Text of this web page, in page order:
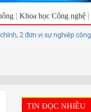
Khoa học Công nghệ
2 đơn vị sự nghiệp công lập
TIN ĐỌC NHIỀU